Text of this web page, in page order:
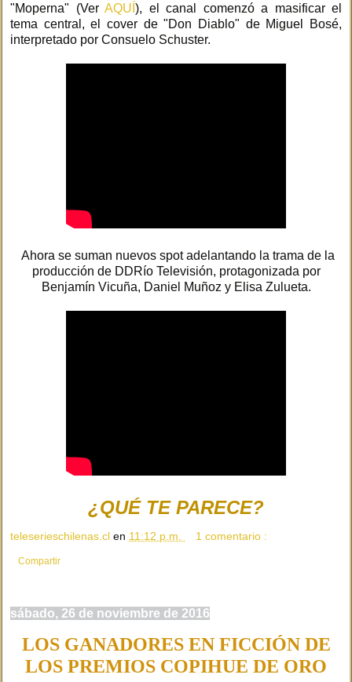
"Moperna" (Ver AQUÍ ), el canal comenzó a masificar el
tema central, el cover de "Don Diablo" de Miguel Bosé,
interpretado por Consuelo Schuster.
Ahora se suman nuevos spot adelantando la trama de la
producción de DDRío Televisión, protagonizada por
Benjamín Vicuña, Daniel Muñoz y Elisa Zulueta.
¿QUÉ TE PARECE?
teleserieschilenas.cl en 11:12 p.m. 1 comentario :
Compartir
sábado, 26 de noviembre de 2016
LOS GANADORES EN FICCIÓN DE
LOS PREMIOS COPIHUE DE ORO